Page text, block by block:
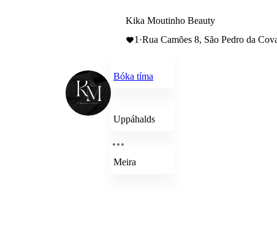
Kika Moutinho Beauty
1 ·Rua Camões 8, São Pedro da
Bóka tíma
Uppáhalds
Meira